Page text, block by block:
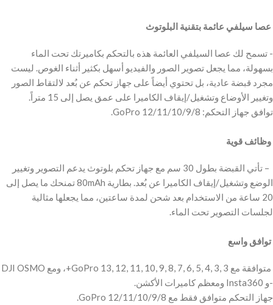
عصا سيلفي عائمة بتقنية البلوتوث
‫- تسمح لك عصا السيلفي العائمة هذه بالتحكم بكاميرتك تحت الماء
بسهولة، مما يجعل تصوير الصور والفيديو أسهل بكثير أثناء الغوص. ليست
مجرد قبضة عادية، بل تحتوي أيضاً على جهاز تحكم عن بُعد لالتقاط الصور
‫ – تأتي القبضة بطول 30 سم مع جهاز تحكم بلوتوث يدعم التصوير وتغيير
الوضع وتشغيل/إيقاف الكاميرا عن بُعد. بطارية 80mAh تمنحك ما يصل إلى
20 ساعة من الاستخدام بعد شحن لمدة ساعتين، مما يجعلها مثالية
لجلسات التصوير تحت الماء.
‫ توافق واسع
‫ متوافقة مع GoPro 13, 12, 11, 10, 9, 8, 7, 6, 5, 4, 3, 3+، ومع DJI OSMO
و Insta360 ومعظم كاميرات الأكشن. ‬-